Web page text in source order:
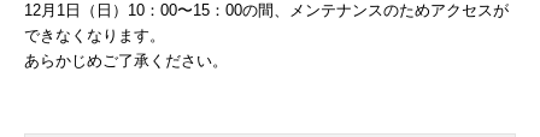
12月1日（日）10：00〜15：00の間、メンテナンスのためアクセスが
できなくなります。
あらかじめご了承ください。